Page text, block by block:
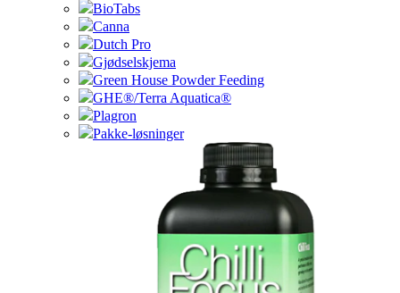
BioTabs
Canna
Dutch Pro
Gjødselskjema
Green House Powder Feeding
GHE®/Terra Aquatica®
Plagron
Pakke-løsninger